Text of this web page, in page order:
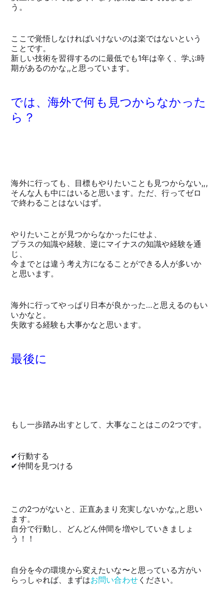
う。
ここで覚悟しなければいけないのは楽ではないという
ことです。
新しい技術を習得するのに最低でも1年は辛く、学ぶ時
期があるのかな,,と思っています。
では、海外で何も見つからなかった
ら？
海外に行っても、目標もやりたいことも見つからない,,,
そんな人も中にはいると思います。ただ、行ってゼロ
で終わることはないはず。
やりたいことが見つからなかったにせよ、
プラスの知識や経験、逆にマイナスの知識や経験を通
じ、
今までとは違う考え方になることができる人が多いか
と思います。
海外に行ってやっぱり日本が良かった…と思えるのもい
いかなと。
失敗する経験も大事かなと思います。
最後に
もし一歩踏み出すとして、大事なことはこの2つです。
✔︎行動する
✔︎仲間を見つける
この2つがないと、正直あまり充実しないかな,,と思い
ます。
自分で行動し、どんどん仲間を増やしていきましょ
う！！
自分を今の環境から変えたいな〜と思っている方がい
らっしゃれば、まずはお問い合わせください。